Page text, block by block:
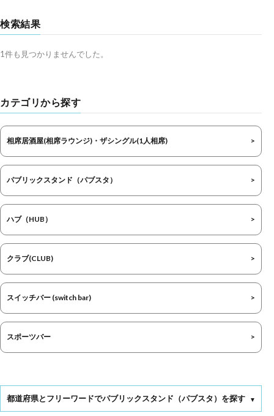
検索結果
1件も見つかりませんでした。
カテゴリから探す
相席居酒屋(相席ラウンジ)・ザシングル(1人相席)
パブリックスタンド（パブスタ）
ハブ（HUB）
クラブ(CLUB)
スイッチバー (switch bar)
スポーツバー
都道府県とフリーワードでパブリックスタンド（パブスタ）を探す